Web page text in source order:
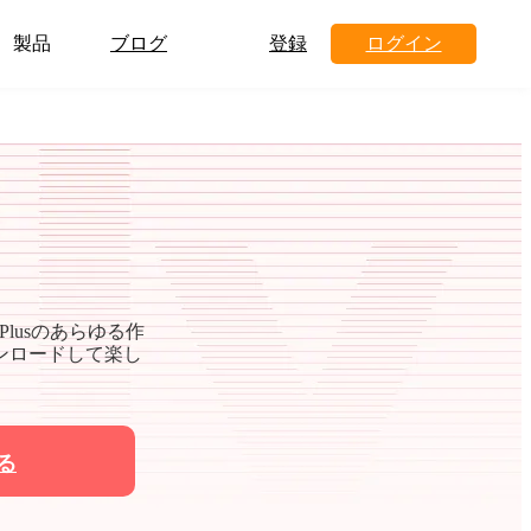
製品 ブログ 登録 ログイン
のあらゆる作
ロードして楽し